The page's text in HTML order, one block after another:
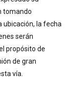
tomando
la fecha
serán
propósito de
de gran
vía.